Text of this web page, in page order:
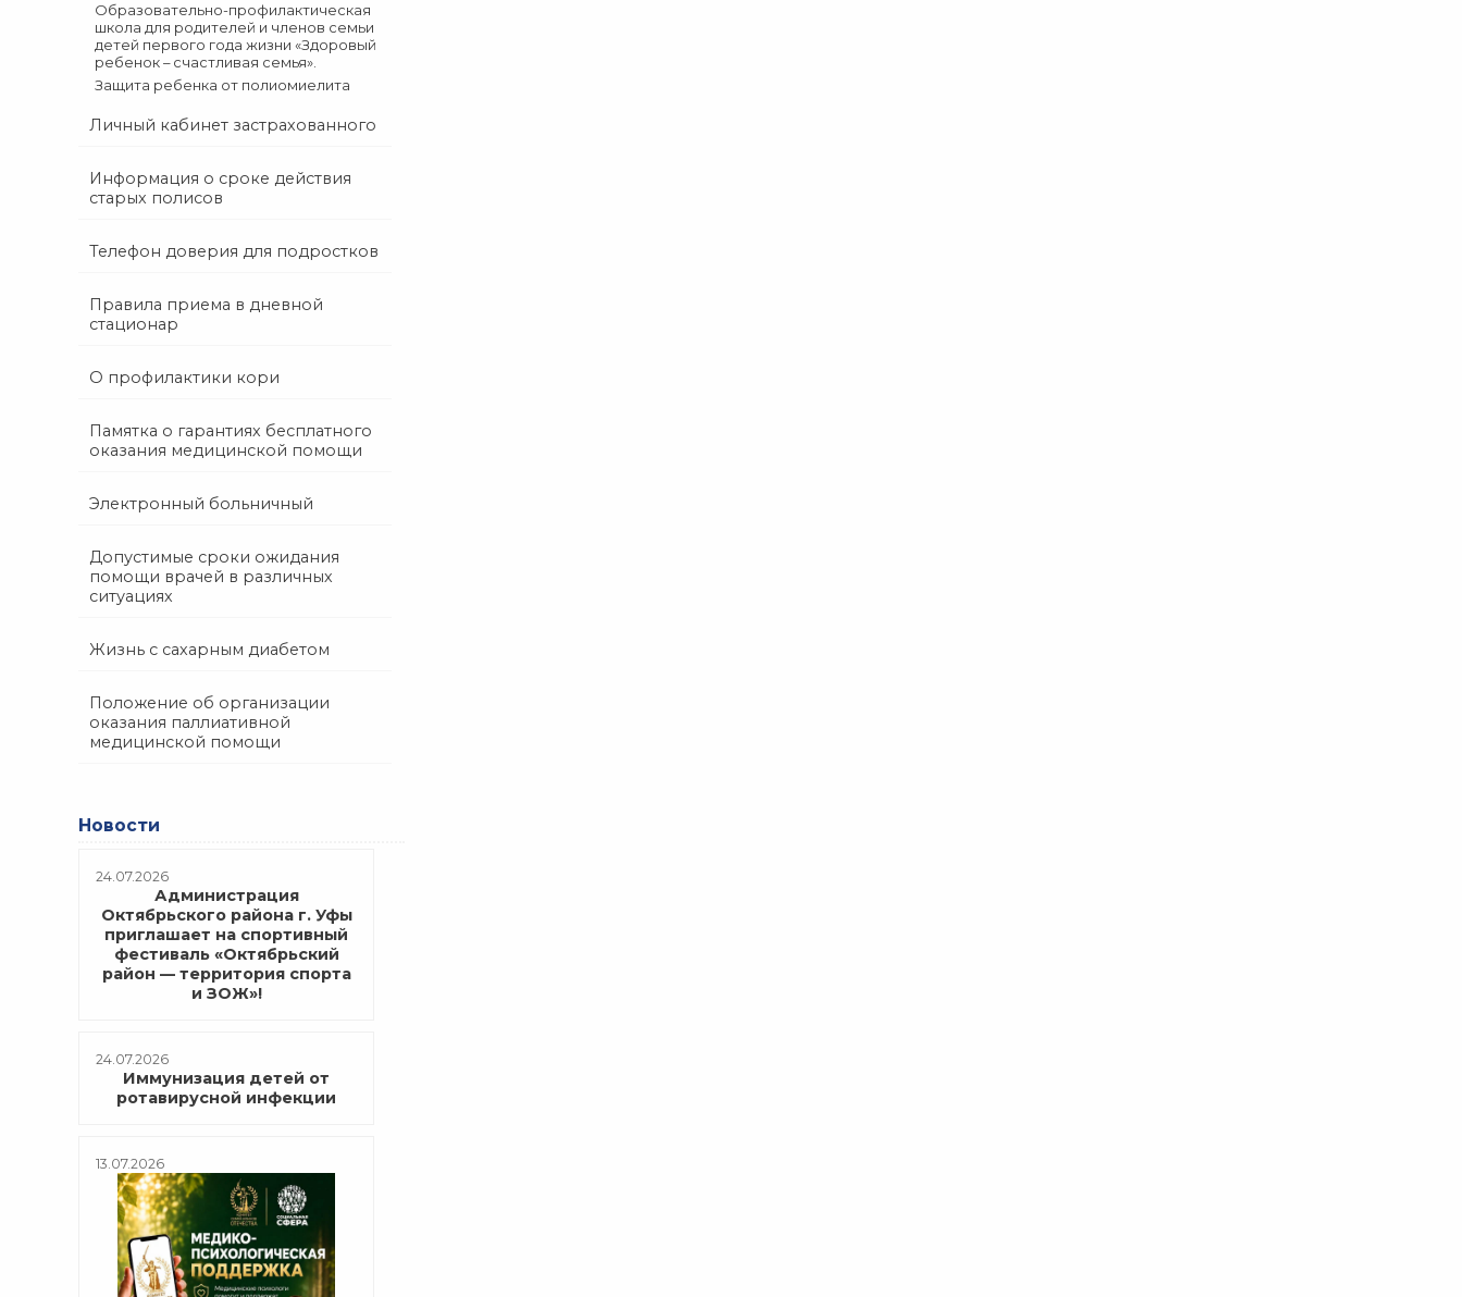
Образовательно-профилактическая
школа для родителей и членов семьи
детей первого года жизни «Здоровый
ребенок – счастливая семья».
Защита ребенка от полиомиелита
Личный кабинет застрахованного
Информация о сроке действия
старых полисов
Телефон доверия для подростков
Правила приема в дневной
стационар
О профилактики кори
Памятка о гарантиях бесплатного
оказания медицинской помощи
Электронный больничный
Допустимые сроки ожидания
помощи врачей в различных
ситуациях
Жизнь с сахарным диабетом
Положение об организации
оказания паллиативной
медицинской помощи
Новости
24.07.2026
Администрация
Октябрьского района г. Уфы
приглашает на спортивный
фестиваль «Октябрьский
район — территория спорта
и ЗОЖ»!
24.07.2026
Иммунизация детей от
ротавирусной инфекции
13.07.2026